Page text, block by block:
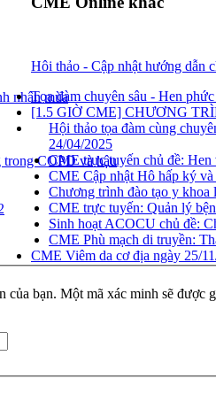
nhân mùa
trong COPD và hậu
bạn. Một mã xác minh sẽ được
Hôi thảo - Cập nhật hướng dẫn
Tọa đàm chuyên sâu - Hen
[1.5 GIỜ CME] CHƯƠNG
Hội thảo tọa đàm cùng
24/04/2025
CME trực tuyến chủ đề:
CME Cập nhật Hô hấp ký
Chương trình đào tạo y
CME trực tuyến: Quản lý
Sinh hoạt ACOCU chủ đề:
CME Phù mạch di truyền:
CME Viêm da cơ địa ngày 25/